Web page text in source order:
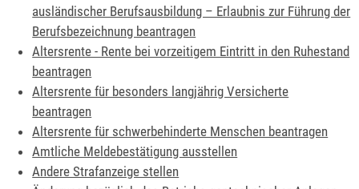
ausländischer Berufsausbildung – Erlaubnis zur Führung der
Berufsbezeichnung beantragen
Altersrente - Rente bei vorzeitigem Eintritt in den Ruhestand
beantragen
Altersrente für besonders langjährig Versicherte
beantragen
Altersrente für schwerbehinderte Menschen beantragen
Amtliche Meldebestätigung ausstellen
Andere Strafanzeige stellen